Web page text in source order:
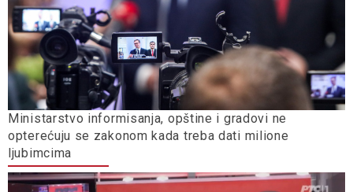
Ministarstvo informisanja, opštine i gradovi ne
opterećuju se zakonom kada treba dati milione
ljubimcima